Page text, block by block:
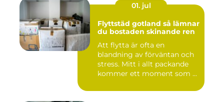
01. jul
Flyttstäd gotland så lämnar
du bostaden skinande ren
Att flytta är ofta en
blandning av förväntan och
stress. Mitt i allt packande
kommer ett moment som ...